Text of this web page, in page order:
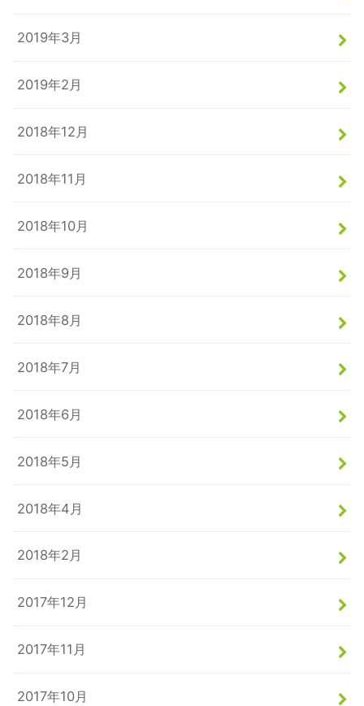
2019年3月
2019年2月
2018年12月
2018年11月
2018年10月
2018年9月
2018年8月
2018年7月
2018年6月
2018年5月
2018年4月
2018年2月
2017年12月
2017年11月
2017年10月